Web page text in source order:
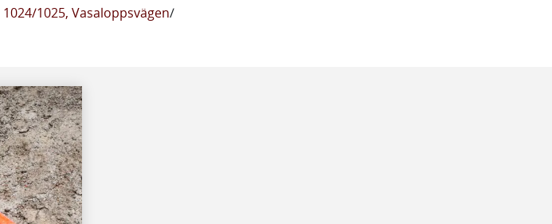
1025, Vasaloppsvägen/